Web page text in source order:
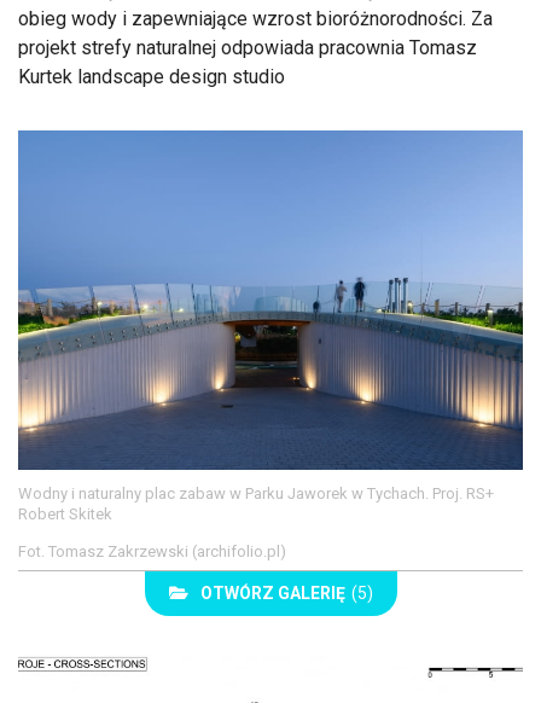
obieg wody i zapewniające wzrost bioróżnorodności. Za
projekt strefy naturalnej odpowiada pracownia Tomasz
Kurtek landscape design studio
Wodny i naturalny plac zabaw w Parku Jaworek w Tychach. Proj. RS+
Robert Skitek
Fot. Tomasz Zakrzewski (archifolio.pl)
OTWÓRZ GALERIĘ (5)